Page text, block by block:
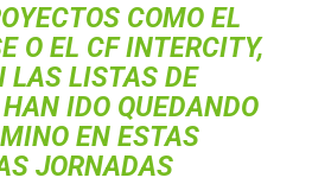
COMO EL
O EL CF INTERCITY,
LAS LISTAS DE
IDO QUEDANDO
EN ESTAS
JORNADAS